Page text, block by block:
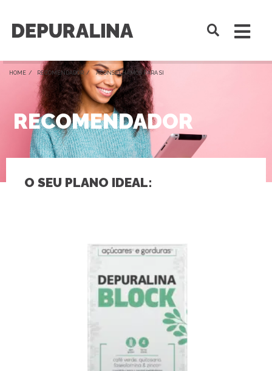
HOME / RECOMENDADOR / ACONSELHAMOS PARA SI
RECOMENDADOR
O SEU PLANO IDEAL: